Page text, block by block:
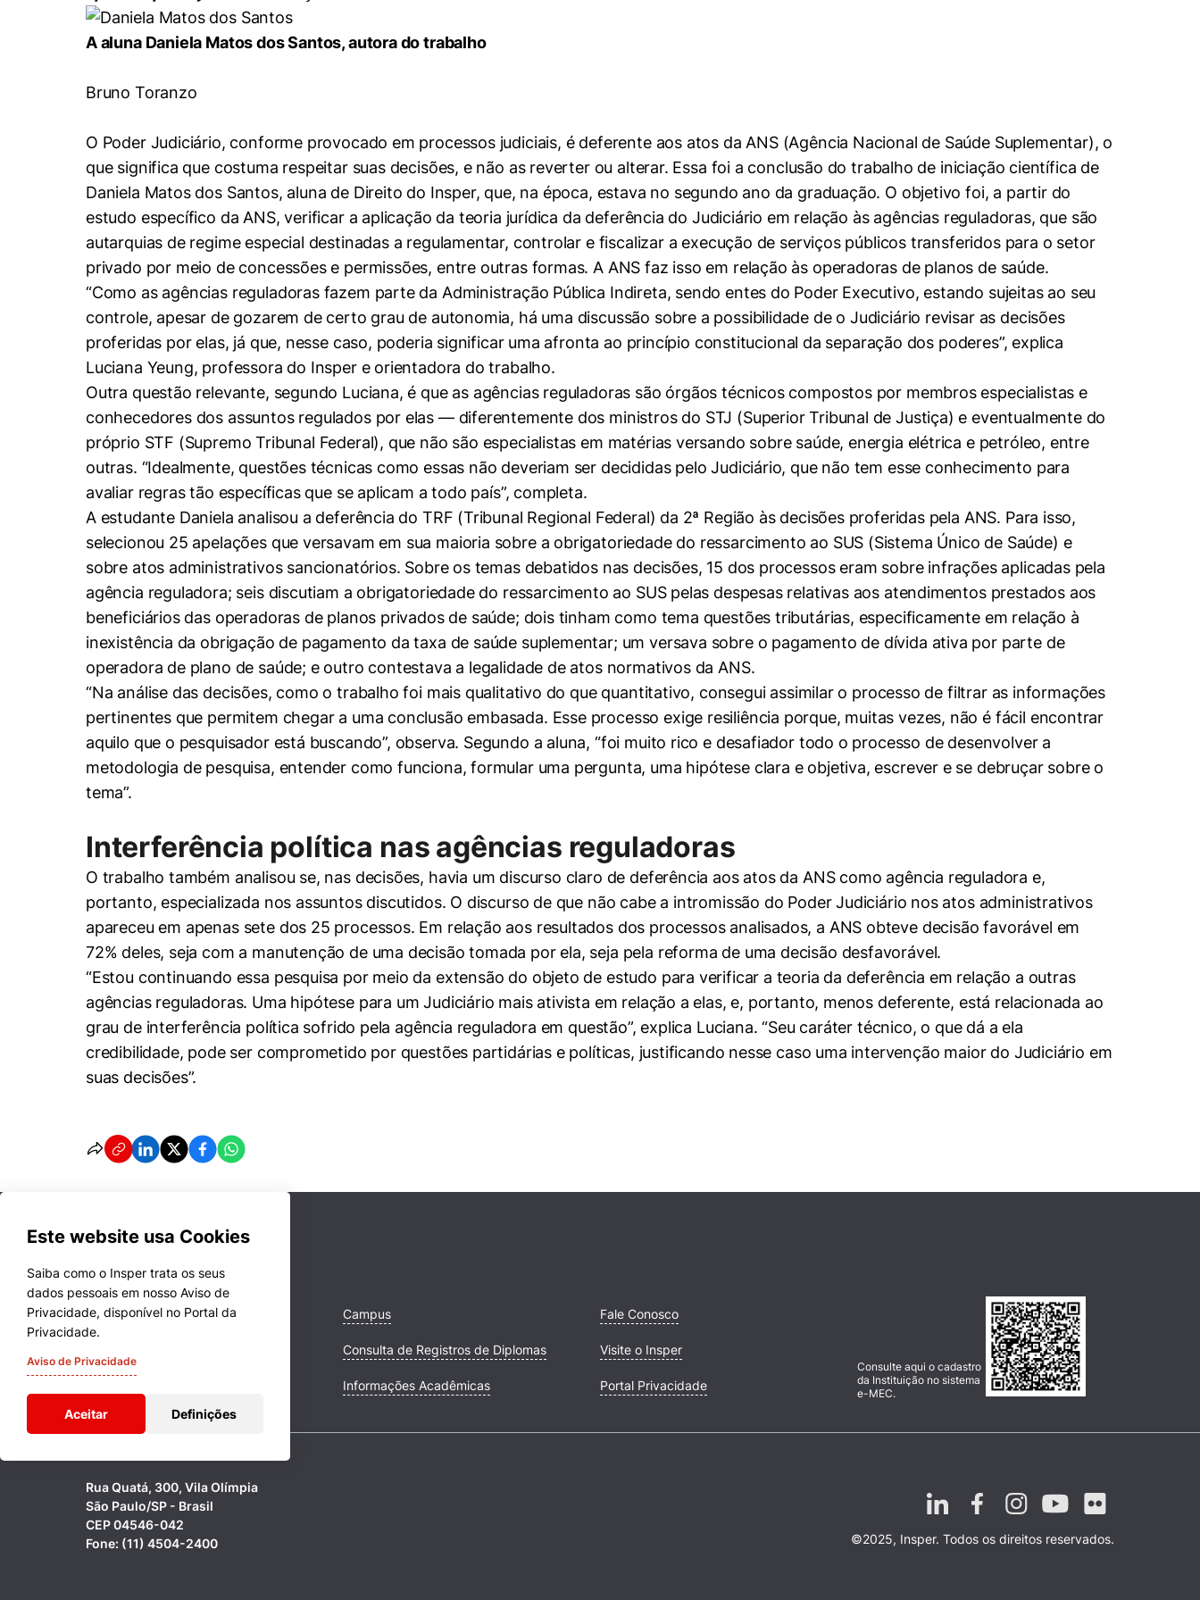
Conhecimento
Hub de Inovação e
Empreendedorismo
Sala de Imprensa
Repositório Institucional
Comitê de Ética em
Pesquisa
Instagram
A aluna Daniela Matos dos Santos, autora do trabalho
Bruno Toranzo
O Poder Judiciário, conforme provocado em processos judiciais, é deferente aos atos da ANS (Agência Nacional de Saúde Suplementar), o
que significa que costuma respeitar suas decisões, e não as reverter ou alterar. Essa foi a conclusão do trabalho de iniciação científica de
Daniela Matos dos Santos, aluna de Direito do Insper, que, na época, estava no segundo ano da graduação. O objetivo foi, a partir do
estudo específico da ANS, verificar a aplicação da teoria jurídica da deferência do Judiciário em relação às agências reguladoras, que são
autarquias de regime especial destinadas a regulamentar, controlar e fiscalizar a execução de serviços públicos transferidos para o setor
privado por meio de concessões e permissões, entre outras formas. A ANS faz isso em relação às operadoras de planos de saúde.
“Como as agências reguladoras fazem parte da Administração Pública Indireta, sendo entes do Poder Executivo, estando sujeitas ao seu
controle, apesar de gozarem de certo grau de autonomia, há uma discussão sobre a possibilidade de o Judiciário revisar as decisões
proferidas por elas, já que, nesse caso, poderia significar uma afronta ao princípio constitucional da separação dos poderes”, explica
Luciana Yeung, professora do Insper e orientadora do trabalho.
Outra questão relevante, segundo Luciana, é que as agências reguladoras são órgãos técnicos compostos por membros especialistas e
conhecedores dos assuntos regulados por elas — diferentemente dos ministros do STJ (Superior Tribunal de Justiça) e eventualmente do
próprio STF (Supremo Tribunal Federal), que não são especialistas em matérias versando sobre saúde, energia elétrica e petróleo, entre
outras. “Idealmente, questões técnicas como essas não deveriam ser decididas pelo Judiciário, que não tem esse conhecimento para
avaliar regras tão específicas que se aplicam a todo país”, completa.
A estudante Daniela analisou a deferência do TRF (Tribunal Regional Federal) da 2ª Região às decisões proferidas pela ANS. Para isso,
selecionou 25 apelações que versavam em sua maioria sobre a obrigatoriedade do ressarcimento ao SUS (Sistema Único de Saúde) e
sobre atos administrativos sancionatórios. Sobre os temas debatidos nas decisões, 15 dos processos eram sobre infrações aplicadas pela
agência reguladora; seis discutiam a obrigatoriedade do ressarcimento ao SUS pelas despesas relativas aos atendimentos prestados aos
beneficiários das operadoras de planos privados de saúde; dois tinham como tema questões tributárias, especificamente em relação à
inexistência da obrigação de pagamento da taxa de saúde suplementar; um versava sobre o pagamento de dívida ativa por parte de
operadora de plano de saúde; e outro contestava a legalidade de atos normativos da ANS.
“Na análise das decisões, como o trabalho foi mais qualitativo do que quantitativo, consegui assimilar o processo de filtrar as informações
pertinentes que permitem chegar a uma conclusão embasada. Esse processo exige resiliência porque, muitas vezes, não é fácil encontrar
aquilo que o pesquisador está buscando”, observa. Segundo a aluna, “foi muito rico e desafiador todo o processo de desenvolver a
metodologia de pesquisa, entender como funciona, formular uma pergunta, uma hipótese clara e objetiva, escrever e se debruçar sobre o
tema”.
Interferência política nas agências reguladoras
O trabalho também analisou se, nas decisões, havia um discurso claro de deferência aos atos da ANS como agência reguladora e,
portanto, especializada nos assuntos discutidos. O discurso de que não cabe a intromissão do Poder Judiciário nos atos administrativos
apareceu em apenas sete dos 25 processos. Em relação aos resultados dos processos analisados, a ANS obteve decisão favorável em
72% deles, seja com a manutenção de uma decisão tomada por ela, seja pela reforma de uma decisão desfavorável.
“Estou continuando essa pesquisa por meio da extensão do objeto de estudo para verificar a teoria da deferência em relação a outras
agências reguladoras. Uma hipótese para um Judiciário mais ativista em relação a elas, e, portanto, menos deferente, está relacionada ao
grau de interferência política sofrido pela agência reguladora em questão”, explica Luciana. “Seu caráter técnico, o que dá a ela
credibilidade, pode ser comprometido por questões partidárias e políticas, justificando nesse caso uma intervenção maior do Judiciário em
suas decisões”.
Este website usa Cookies
Saiba como o Insper trata os seus
dados pessoais em nosso Aviso de
Privacidade, disponível no Portal da
Privacidade.
Aviso de Privacidade
Aceitar Definições
Cookies estritamente necessários
Cookies de preferências de usuário
Cursos Campus
Consulta de Registros de Diplomas
Informações Acadêmicas
Fale Conosco
Visite o Insper
Portal Privacidade
Consulte aqui o cadastro
da Instituição no sistema
e-MEC.
Rua Quatá, 300, Vila Olímpia
São Paulo/SP - Brasil
CEP 04546-042
Fone: (11) 4504-2400
©2025, Insper. Todos os direitos reservados.